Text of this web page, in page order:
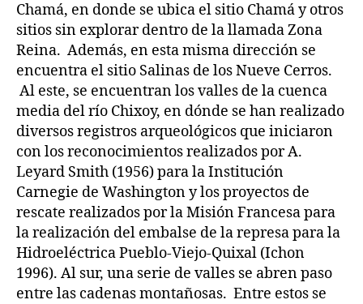
Chamá, en donde se ubica el sitio Chamá y otros
sitios sin explorar dentro de la llamada Zona
Reina. Además, en esta misma dirección se
encuentra el sitio Salinas de los Nueve Cerros.
Al este, se encuentran los valles de la cuenca
media del río Chixoy, en dónde se han realizado
diversos registros arqueológicos que iniciaron
con los reconocimientos realizados por A.
Leyard Smith (1956) para la Institución
Carnegie de Washington y los proyectos de
rescate realizados por la Misión Francesa para
la realización del embalse de la represa para la
Hidroeléctrica Pueblo-Viejo-Quixal (Ichon
1996). Al sur, una serie de valles se abren paso
entre las cadenas montañosas. Entre estos se